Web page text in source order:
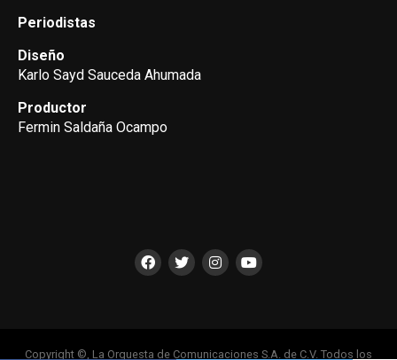
Periodistas
Diseño
Karlo Sayd Sauceda Ahumada
Productor
Fermin Saldaña Ocampo
Copyright ©, La Orquesta de Comunicaciones S.A. de C.V. Todos los